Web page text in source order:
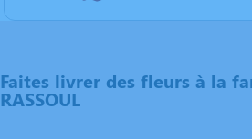
Faites livrer des fleurs à la
RASSOUL